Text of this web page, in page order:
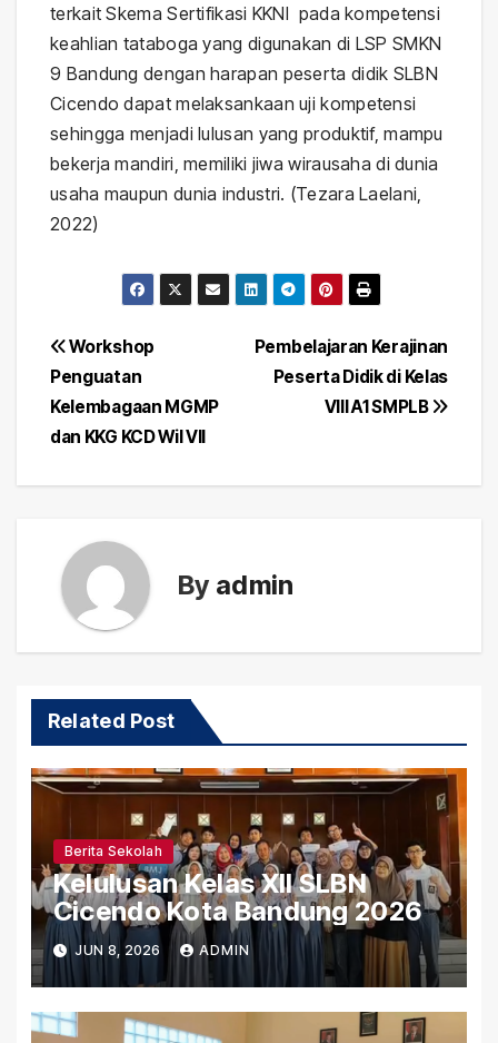
terkait Skema Sertifikasi KKNI pada kompetensi
keahlian tataboga yang digunakan di LSP SMKN
9 Bandung dengan harapan peserta didik SLBN
Cicendo dapat melaksankaan uji kompetensi
sehingga menjadi lulusan yang produktif, mampu
bekerja mandiri, memiliki jiwa wirausaha di dunia
usaha maupun dunia industri. (Tezara Laelani,
2022)
Post
navigation
Pembelajaran Kerajinan
Peserta Didik di Kelas
VIII A1 SMPLB
Workshop
Penguatan
Kelembagaan MGMP
dan KKG KCD Wil VII
By admin
Related Post
Berita Sekolah
Kelulusan Kelas XII SLBN
Cicendo Kota Bandung 2026
JUN 8, 2026 ADMIN